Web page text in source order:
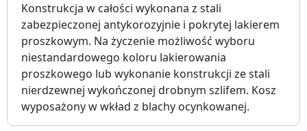
Konstrukcja w całości wykonana z stali
zabezpieczonej antykorozyjnie i pokrytej lakierem
proszkowym. Na życzenie możliwość wyboru
niestandardowego koloru lakierowania
proszkowego lub wykonanie konstrukcji ze stali
nierdzewnej wykończonej drobnym szlifem. Kosz
wyposażony w wkład z blachy ocynkowanej.